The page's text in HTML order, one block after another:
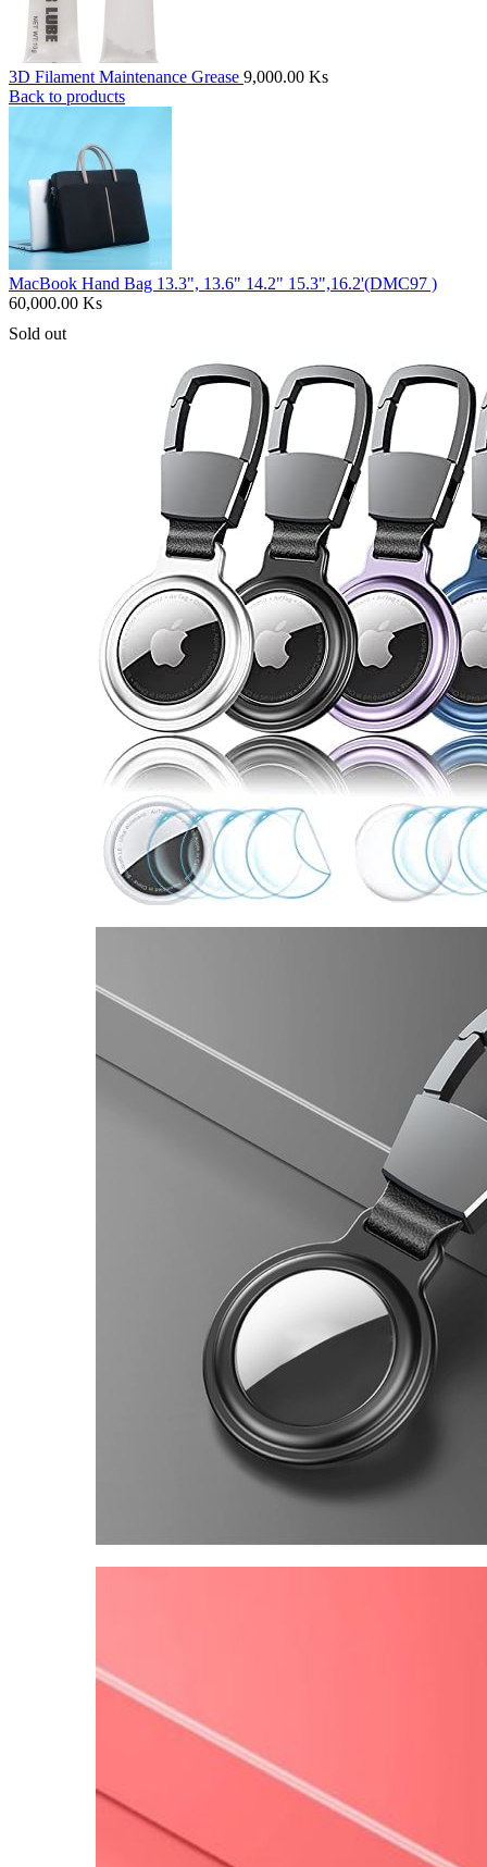
3D Filament Maintenance Grease 9,000.00 Ks
Back to products
MacBook Hand Bag 13.3", 13.6" 14.2" 15.3",16.2'(DMC97 )
60,000.00 Ks
Sold out